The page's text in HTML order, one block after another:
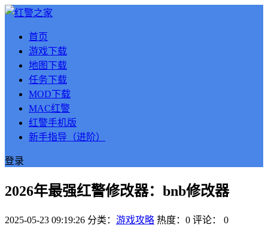
首页
游戏下载
地图下载
任务下载
MOD下载
MAC红警
红警手机版
新手指导（进阶）
登录
2026年最强红警修改器：bnb修改器
2025-05-23 09:19:26 分类： 游戏攻略 热度：0 评论：
0